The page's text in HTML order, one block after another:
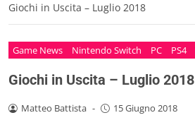
Giochi in Uscita – Luglio 2018
Game News Nintendo Switch PC PS4
Giochi in Uscita – Luglio 2018
Matteo Battista - 15 Giugno 2018